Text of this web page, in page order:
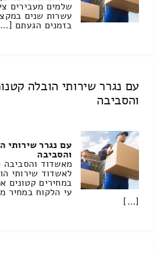
שלמים מעבירים
עשרות שנים
בזמנים הגעתם
עם נגרר שירותי הובלה
והסביבה
עם נגרר שירותי
והסביבה
מאשדוד והסביבה
לאשדוד שירותי
במחירים קטונים
עי הלקוח במחיר
[…]